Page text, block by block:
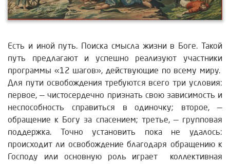
Есть и иной путь. Поиска смысла жизни в Боге. Такой
путь предлагают и успешно реализуют участники
программы «12 шагов», действующие по всему миру.
Для пути освобождения требуются всего три условия:
первое, — чистосердечно признать свою зависимость и
неспособность справиться в одиночку; второе, —
обращение к Богу за спасением; третье, — групповая
поддержка.
Точно установить пока не удалось:
происходит ли освобождение благодаря обращению к
Господу или основную роль играет коллективная